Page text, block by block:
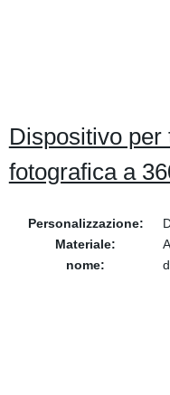
Dispositivo
fotografica a
Personalizzazione:
Materiale:
nome: